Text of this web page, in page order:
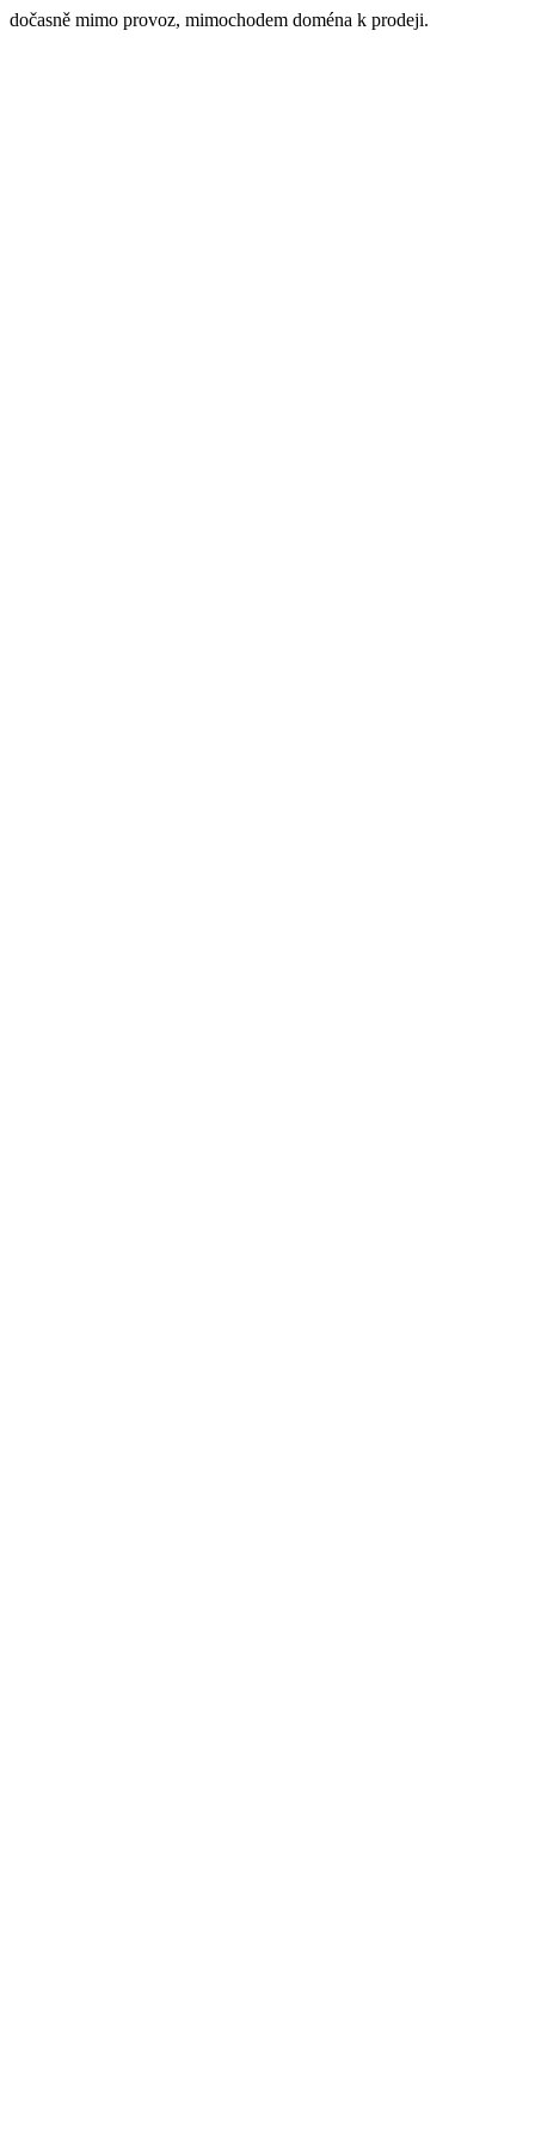
dočasně mimo provoz, mimochodem doména k prodeji.